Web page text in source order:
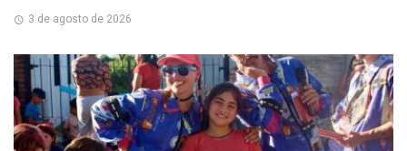
3 de agosto de 2026